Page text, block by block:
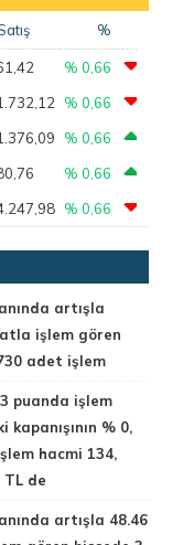
%
% 0,66
% 0,66
% 0,66
% 0,66
% 0,66
artışla
işlem gören
adet işlem
puanda işlem
kapanışının % 0,
hacmi 134,
TL de
artışla 48.46